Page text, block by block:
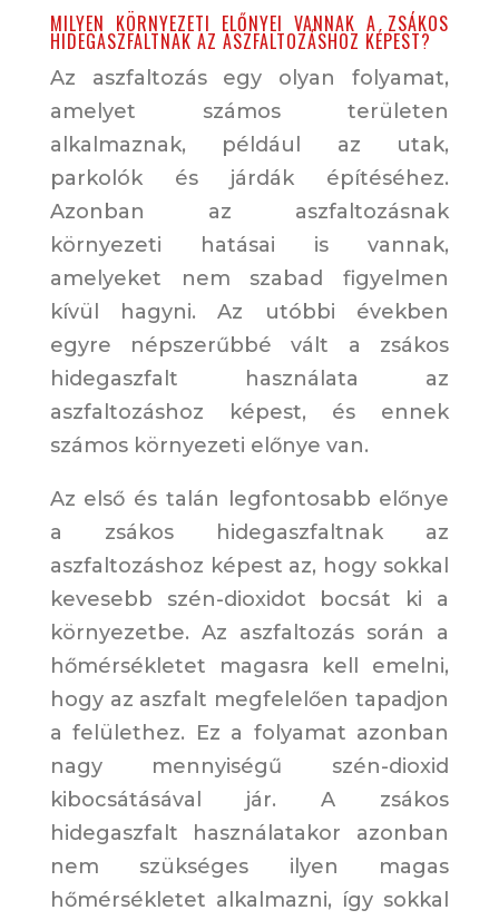
MILYEN KÖRNYEZETI ELŐNYEI VANNAK A ZSÁKOS
HIDEGASZFALTNAK AZ ASZFALTOZÁSHOZ KÉPEST?
Az aszfaltozás egy olyan folyamat,
amelyet számos területen
alkalmaznak, például az utak,
parkolók és járdák építéséhez.
Azonban az aszfaltozásnak
környezeti hatásai is vannak,
amelyeket nem szabad figyelmen
kívül hagyni. Az utóbbi években
egyre népszerűbbé vált a zsákos
hidegaszfalt használata az
aszfaltozáshoz képest, és ennek
számos környezeti előnye van.
Az első és talán legfontosabb előnye
a zsákos hidegaszfaltnak az
aszfaltozáshoz képest az, hogy sokkal
kevesebb szén-dioxidot bocsát ki a
környezetbe. Az aszfaltozás során a
hőmérsékletet magasra kell emelni,
hogy az aszfalt megfelelően tapadjon
a felülethez. Ez a folyamat azonban
nagy mennyiségű szén-dioxid
kibocsátásával jár. A zsákos
hidegaszfalt használatakor azonban
nem szükséges ilyen magas
hőmérsékletet alkalmazni, így sokkal